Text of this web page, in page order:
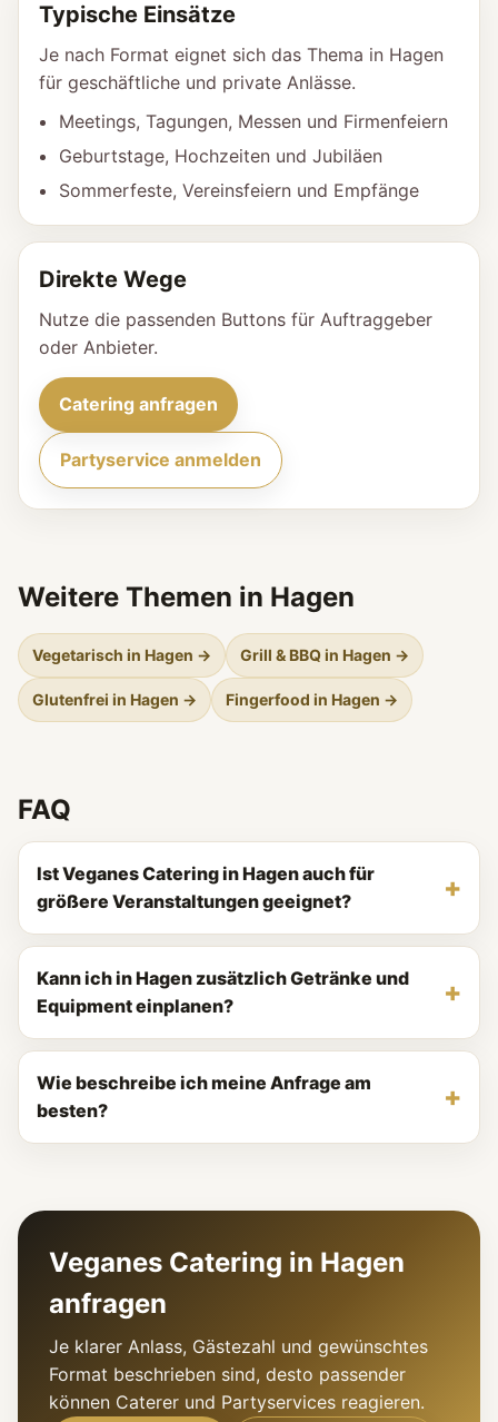
Typische Einsätze
Je nach Format eignet sich das Thema in Hagen
für geschäftliche und private Anlässe.
Meetings, Tagungen, Messen und Firmenfeiern
Geburtstage, Hochzeiten und Jubiläen
Sommerfeste, Vereinsfeiern und Empfänge
Direkte Wege
Nutze die passenden Buttons für Auftraggeber
oder Anbieter.
Catering anfragen
Partyservice anmelden
Weitere Themen in Hagen
Vegetarisch in Hagen → Grill & BBQ in Hagen →
Glutenfrei in Hagen → Fingerfood in Hagen →
FAQ
Ist Veganes Catering in Hagen auch für
größere Veranstaltungen geeignet?
Kann ich in Hagen zusätzlich Getränke und
Equipment einplanen?
Wie beschreibe ich meine Anfrage am
besten?
Veganes Catering in Hagen
anfragen
Je klarer Anlass, Gästezahl und gewünschtes
Format beschrieben sind, desto passender
können Caterer und Partyservices reagieren.